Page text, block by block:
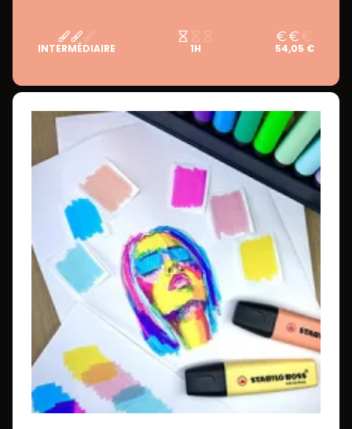
INTERMÉDIAIRE 1H 54,05 €